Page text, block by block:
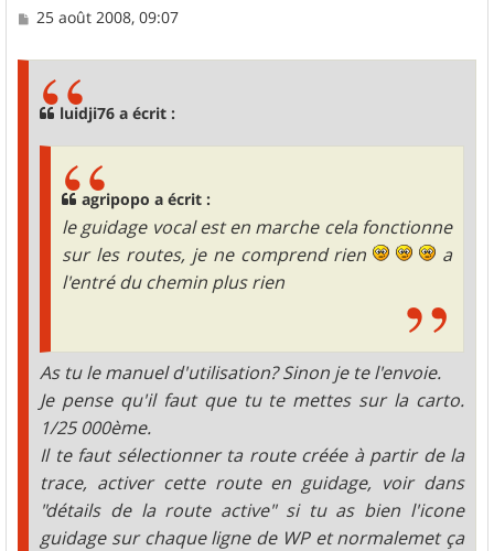
M
25 août 2008, 09:07
luidji76 a écrit :
agripopo a écrit :
le guidage vocal est en marche cela fonctionne
sur les routes, je ne comprend rien
a
l'entré du chemin plus rien
As tu le manuel d'utilisation? Sinon je te l'envoie.
Je pense qu'il faut que tu te mettes sur la carto.
1/25 000ème.
Il te faut sélectionner ta route créée à partir de la
trace, activer cette route en guidage, voir dans
"détails de la route active" si tu as bien l'icone
guidage sur chaque ligne de WP et normalemet ça